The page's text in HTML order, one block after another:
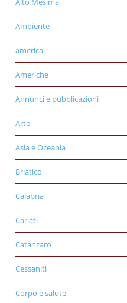
Ambiente
america
Americhe
Annunci e pubblicazioni
Arte
Asia e Oceania
Briatico
Calabria
Cariati
Catanzaro
Cessaniti
Corpo e salute